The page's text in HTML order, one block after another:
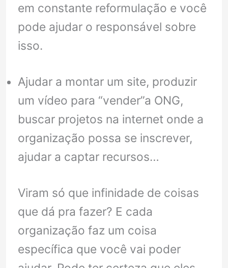
em constante reformulação e você
pode ajudar o responsável sobre
isso.
Ajudar a montar um site, produzir
um vídeo para “vender”a ONG,
buscar projetos na internet onde a
organização possa se inscrever,
ajudar a captar recursos…
Viram só que infinidade de coisas
que dá pra fazer? E cada
organização faz um coisa
específica que você vai poder